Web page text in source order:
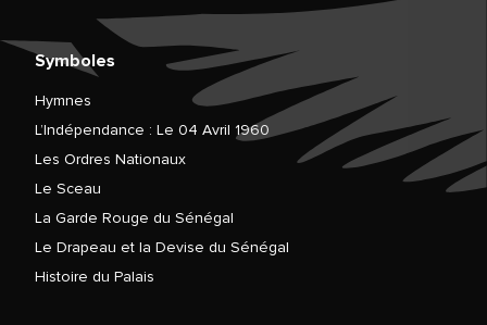
Symboles
Hymnes
L’Indépendance : Le 04 Avril 1960
Les Ordres Nationaux
Le Sceau
La Garde Rouge du Sénégal
Le Drapeau et la Devise du Sénégal
Histoire du Palais